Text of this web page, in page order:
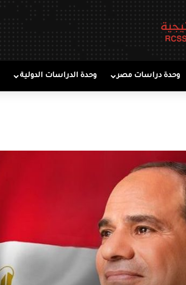
وحدة دراسات مصر وحدة الدراسات الدولية